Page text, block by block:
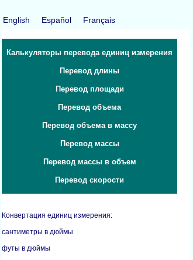
English Español Français
Калькуляторы перевода единиц измерения
Перевод длины
Перевод площади
Перевод объема
Перевод объема в массу
Перевод массы
Перевод массы в объем
Перевод скорости
Конвертация единиц измерения:
сантиметры в дюймы
футы в дюймы